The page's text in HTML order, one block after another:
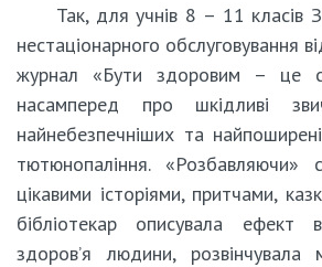
Так, для учнів 8 – 11
нестаціонарного обслуговування
журнал «Бути здоровим – це
насамперед про шкідливі
найнебезпечніших та
тютюнопаління. «Розбавляючи»
цікавими історіями, притчами,
бібліотекар описувала ефект
здоров’я людини,